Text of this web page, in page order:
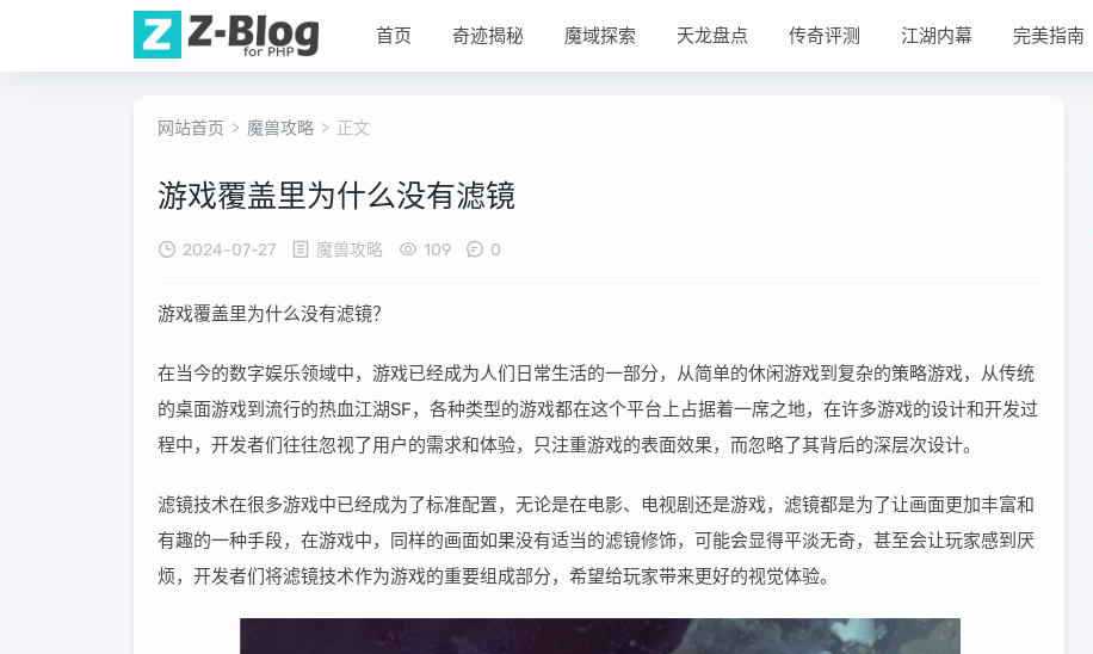
首页 奇迹揭秘 魔域探索 天龙盘点 传奇评测 江湖内幕 完美指南
网站首页 > 魔兽攻略 > 正文
游戏覆盖里为什么没有滤镜
2024-07-27 魔兽攻略 109 0
游戏覆盖里为什么没有滤镜？
在当今的数字娱乐领域中，游戏已经成为人们日常生活的一部分，从简单的休闲游戏到复杂的策略游戏，从传统
的桌面游戏到流行的热血江湖SF，各种类型的游戏都在这个平台上占据着一席之地，在许多游戏的设计和开发过
程中，开发者们往往忽视了用户的需求和体验，只注重游戏的表面效果，而忽略了其背后的深层次设计。
滤镜技术在很多游戏中已经成为了标准配置，无论是在电影、电视剧还是游戏，滤镜都是为了让画面更加丰富和
有趣的一种手段，在游戏中，同样的画面如果没有适当的滤镜修饰，可能会显得平淡无奇，甚至会让玩家感到厌
烦，开发者们将滤镜技术作为游戏的重要组成部分，希望给玩家带来更好的视觉体验。